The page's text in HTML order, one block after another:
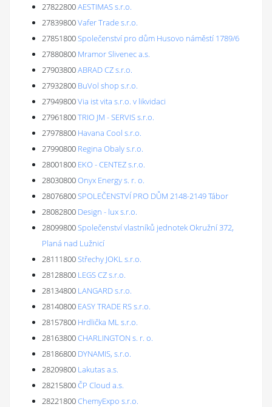
27822800AESTIMAS s.r.o.
27839800Vafer Trade s.r.o.
27851800Společenství pro dům Husovo náměstí 1789/6
27880800 Mramor Slivenec a.s.
27903800ABRAD CZ s.r.o.
27932800 BuVol shop s.r.o.
27949800Via ist vita s.r.o. v likvidaci
27961800TRIO JM - SERVIS s.r.o.
27978800 Havana Cool s.r.o.
27990800 Regina Obaly s.r.o.
28001800 EKO - CENTEZ s.r.o.
28030800Onyx Energy s. r. o.
28076800SPOLEČENSTVÍ PRO DŮM 2148-2149 Tábor
28082800 Design - lux s.r.o.
28099800Společenství vlastníků jednotek Okružní 372,
Planá nad Lužnicí
28111800Střechy JOKL s.r.o.
28128800 LEGS CZ s.r.o.
28134800 LANGARD s.r.o.
28140800 EASY TRADE RS s.r.o.
28157800 Hrdlička ML s.r.o.
28163800CHARLINGTON s. r. o.
28186800 DYNAMIS, s.r.o.
28209800 Lakutas a.s.
28215800ČP Cloud a.s.
28221800ChemyExpo s.r.o.